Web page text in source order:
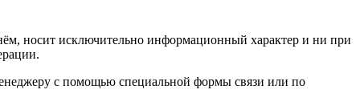
носит исключительно информационный характер и ни при
с помощью специальной формы связи или по